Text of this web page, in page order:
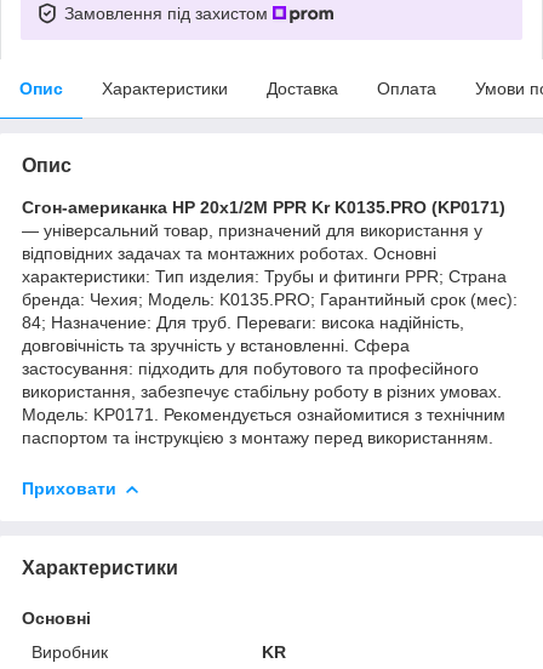
Замовлення під захистом
Опис Характеристики Доставка Оплата Умови
Опис
Сгон-американка НР 20x1/2M PPR Kr K0135.PRO (KP0171)
— універсальний товар, призначений для використання у
відповідних задачах та монтажних роботах. Основні
характеристики: Тип изделия: Трубы и фитинги PPR; Страна
бренда: Чехия; Мoдель: K0135.PRO; Гарантийный срок (мес):
84; Назначение: Для труб. Переваги: висока надійність,
довговічність та зручність у встановленні. Сфера
застосування: підходить для побутового та професійного
використання, забезпечує стабільну роботу в різних умовах.
Модель: KP0171. Рекомендується ознайомитися з технічним
паспортом та інструкцією з монтажу перед використанням.
Приховати
Характеристики
Основні
Виробник
KR